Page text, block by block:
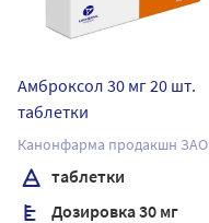
Амброксол 30 мг 20 шт.
таблетки
Канонфарма продакшн ЗАО
таблетки
Дозировка 30 мг